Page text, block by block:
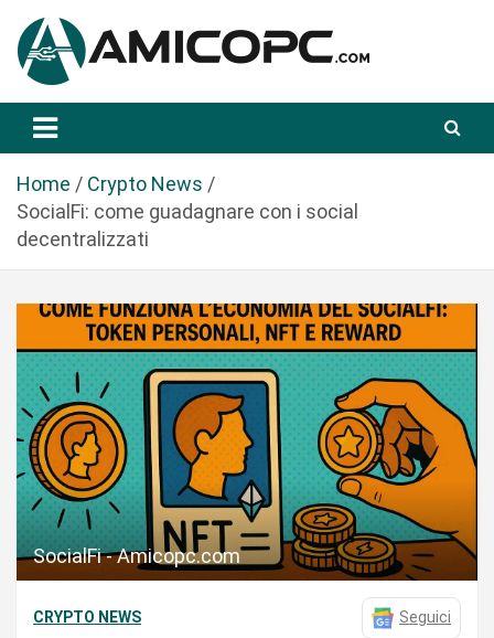
a
Amicopc.com
Home
Crypto News
SocialFi: come guadagnare con i social
decentralizzati
SocialFi - Amicopc.com
CRYPTO NEWS Seguici